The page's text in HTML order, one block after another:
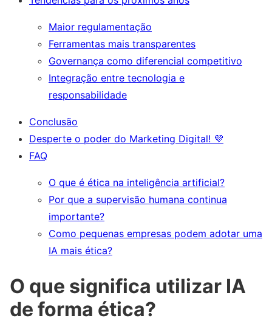
Maior regulamentação
Ferramentas mais transparentes
Governança como diferencial competitivo
Integração entre tecnologia e
responsabilidade
Conclusão
Desperte o poder do Marketing Digital! 💜
FAQ
O que é ética na inteligência artificial?
Por que a supervisão humana continua
importante?
Como pequenas empresas podem adotar uma
IA mais ética?
O que significa utilizar IA
de forma ética?